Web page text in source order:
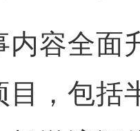
容全面
目，包括